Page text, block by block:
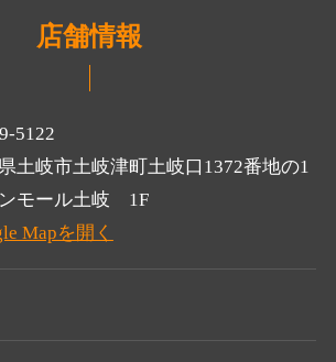
店舗情報
5122
土岐市土岐津町土岐口1372番地の1
モール土岐 1F
Mapを開く